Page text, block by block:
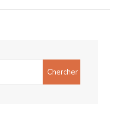
Chercher